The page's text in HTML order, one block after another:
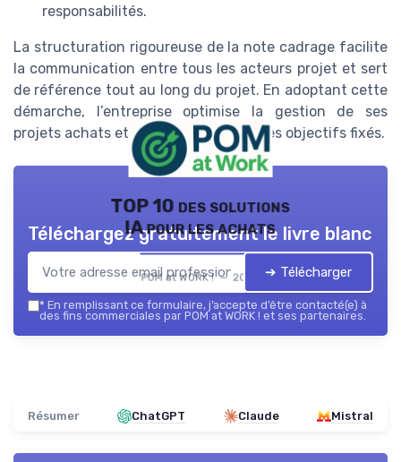
responsabilités.
La structuration rigoureuse de la note cadrage facilite
la communication entre tous les acteurs projet et sert
de référence tout au long du projet. En adoptant cette
démarche, l’entreprise optimise la gestion de ses
projets achats et sécurise l’atteinte des objectifs fixés.
TOP 10 des solutions
IA pour les achats
POM at WORK ! — 2026
Téléchargez gratuitement le livre blanc
➔ Télécharger
* En remplissant ce formulaire, j’accepte d’être contacté(e) à
des fins commerciales par POM at WORK ! et ses partenaires.
Résumer ChatGPT Claude Mistral